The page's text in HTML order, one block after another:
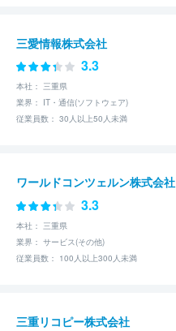
三愛情報株式会社
3.3
本社： 三重県
業界： IT・通信(ソフトウェア)
従業員数： 30人以上50人未満
ワールドコンツェルン株式会社
3.3
本社： 三重県
業界： サービス(その他)
従業員数： 100人以上300人未満
三重リコピー株式会社